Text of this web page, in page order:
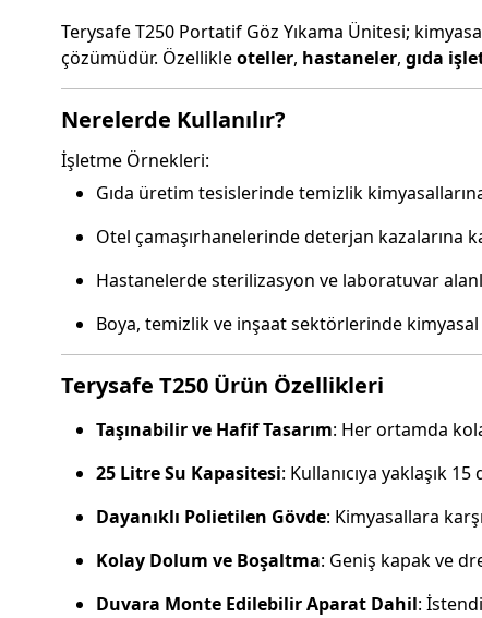
Terysafe T250 Portatif Göz Yıkama Ünitesi;
çözümüdür. Özellikleoteller, hastaneler, gıda
Nerelerde Kullanılır?
İşletme Örnekleri:
Gıda üretim tesislerinde temizlik
Otel çamaşırhanelerinde deterjan kazalarına
Hastanelerde sterilizasyon ve laboratuvar
Boya, temizlik ve inşaat sektörlerinde kimyasal
Terysafe T250 Ürün Özellikleri
Taşınabilir ve Hafif Tasarım: Her ortamda
25 Litre Su Kapasitesi: Kullanıcıya yaklaşık
Dayanıklı Polietilen Gövde: Kimyasallara
Kolay Dolum ve Boşaltma: Geniş kapak ve
Duvara Monte Edilebilir Aparat Dahil: